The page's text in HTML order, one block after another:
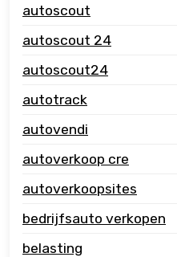
autoscout
autoscout 24
autoscout24
autotrack
autovendi
autoverkoop cre
autoverkoopsites
bedrijfsauto verkopen
belasting